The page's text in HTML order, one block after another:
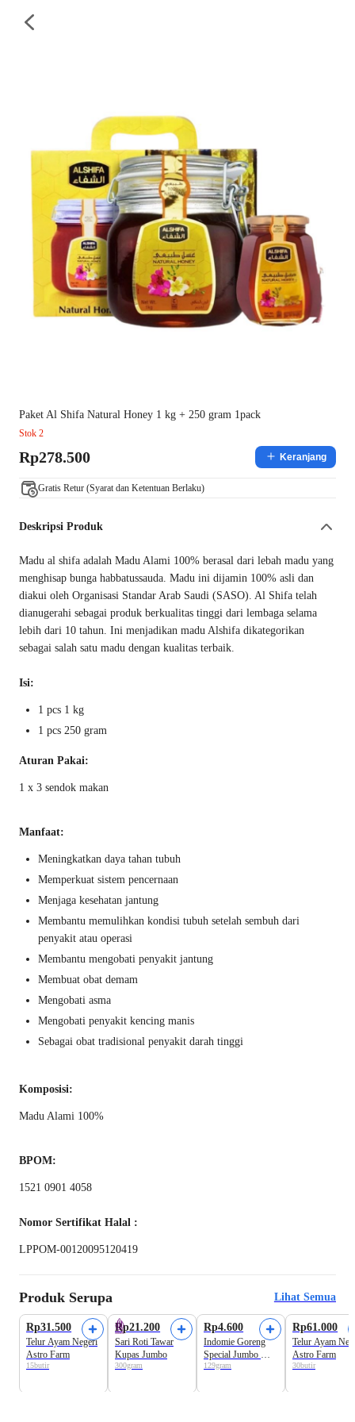
Paket Al Shifa Natural Honey 1 kg + 250 gram 1pack
Stok 2
Rp278.500 Keranjang
Gratis Retur (Syarat dan Ketentuan Berlaku)
Deskripsi Produk
Madu al shifa adalah Madu Alami 100% berasal dari lebah madu yang
menghisap bunga habbatussauda. Madu ini dijamin 100% asli dan
diakui oleh Organisasi Standar Arab Saudi (SASO). Al Shifa telah
dianugerahi sebagai produk berkualitas tinggi dari lembaga selama
lebih dari 10 tahun. Ini menjadikan madu Alshifa dikategorikan
sebagai salah satu madu dengan kualitas terbaik.
Isi:
1 pcs 1 kg
1 pcs 250 gram
Aturan Pakai:
1 x 3 sendok makan
Manfaat:
Meningkatkan daya tahan tubuh
Memperkuat sistem pencernaan
Menjaga kesehatan jantung
Membantu memulihkan kondisi tubuh setelah sembuh dari
penyakit atau operasi
Membantu mengobati penyakit jantung
Membuat obat demam
Mengobati asma
Mengobati penyakit kencing manis
Sebagai obat tradisional penyakit darah tinggi
Komposisi:
Madu Alami 100%
BPOM:
1521 0901 4058
Nomor Sertifikat Halal :
LPPOM-00120095120419
Produk Serupa Lihat Semua
Rp31.500
Telur Ayam Negeri
Astro Farm
15butir
Rp21.200
Sari Roti Tawar
Kupas Jumbo
300gram
Rp4.600
Indomie Goreng
Special Jumbo Mie
Instan
129gram
Rp61.000
Telur Ayam
Astro Farm
30butir